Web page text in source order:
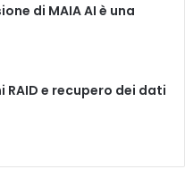
di MAIA AI è una
RAID e recupero dei dati